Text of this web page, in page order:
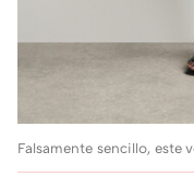
Falsamente sencillo, este